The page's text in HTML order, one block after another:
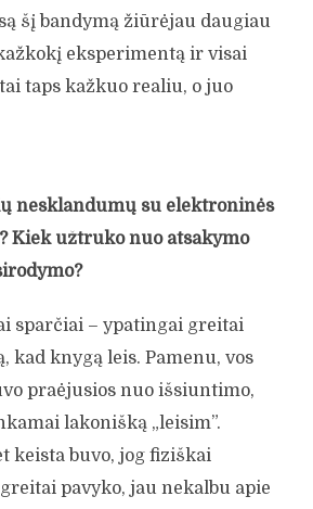
šį bandymą žiūrėjau daugiau
eksperimentą ir visai
taps kažkuo realiu, o juo
nesklandumų su elektroninės
Kiek užtruko nuo atsakymo
sparčiai – ypatingai greitai
kad knygą leis. Pamenu, vos
praėjusios nuo išsiuntimo,
lakonišką „leisim”.
keista buvo, jog fiziškai
pavyko, jau nekalbu apie